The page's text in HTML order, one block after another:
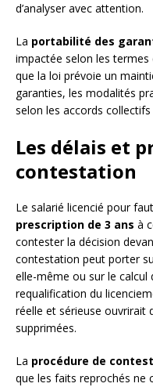
d’analyser avec attention.
La portabilité des
impactée selon les
que la loi prévoie un
garanties, les modalités
selon les accords collectifs
Les délais et
contestation
Le salarié licencié pour
prescription de 3 ans à
contester la décision
contestation peut porter
elle-même ou sur le
requalification du
réelle et sérieuse ouvrirait
supprimées.
La procédure de
que les faits reprochés ne